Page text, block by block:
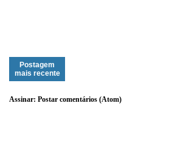
Postagem
mais recente
Assinar: Postar comentários (Atom)